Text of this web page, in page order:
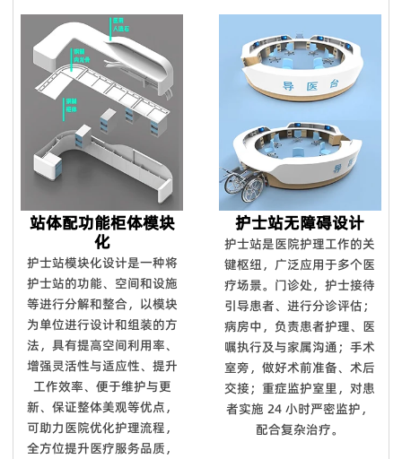
站体配功能柜体模块
化
护士站模块化设计是一种将
护士站的功能、空间和设施
等进行分解和整合，以模块
为单位进行设计和组装的方
法，具有提高空间利用率、
增强灵活性与适应性、提升
工作效率、便于维护与更
新、保证整体美观等优点，
可助力医院优化护理流程，
全方位提升医疗服务品质，
护士站无障碍设计
护士站是医院护理工作的关
键枢纽，广泛应用于多个医
疗场景。门诊处，护士接待
引导患者、进行分诊评估；
病房中，负责患者护理、医
嘱执行及与家属沟通；手术
室旁，做好术前准备、术后
交接；重症监护室里，对患
者实施 24 小时严密监护，
配合复杂治疗。